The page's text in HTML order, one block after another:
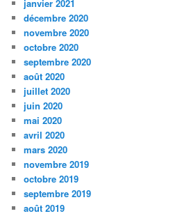
janvier 2021
décembre 2020
novembre 2020
octobre 2020
septembre 2020
août 2020
juillet 2020
juin 2020
mai 2020
avril 2020
mars 2020
novembre 2019
octobre 2019
septembre 2019
août 2019